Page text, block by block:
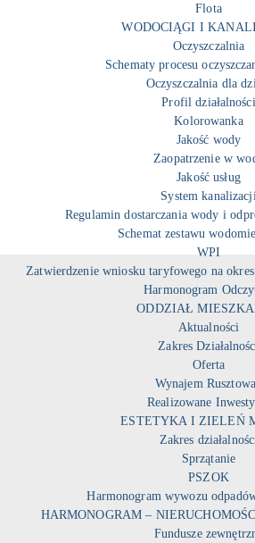
Flota
WODOCIĄGI I
Oczyszczalnia
Schematy procesu
Oczyszczalnia dla
Profil działalności
Kolorowanka
Jakość wody
Zaopatrzenie w
Jakość usług
System kanalizacji
Regulamin dostarczania wody i
Schemat zestawu
WPI
Zatwierdzenie wniosku taryfowego na
Harmonogram
ODDZIAŁ
Aktualności
Zakres
Oferta
Wynajem
Realizowane
ESTETYKA I ZIELEŃ
Zakres
Sprzątanie
PSZOK
Harmonogram wywozu
HARMONOGRAM –
Fundusze